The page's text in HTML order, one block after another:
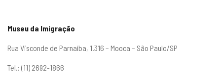
Museu da Imigração
Rua Visconde de Parnaíba, 1.316 – Mooca – São Paulo/SP
Tel.: (11) 2692-1866